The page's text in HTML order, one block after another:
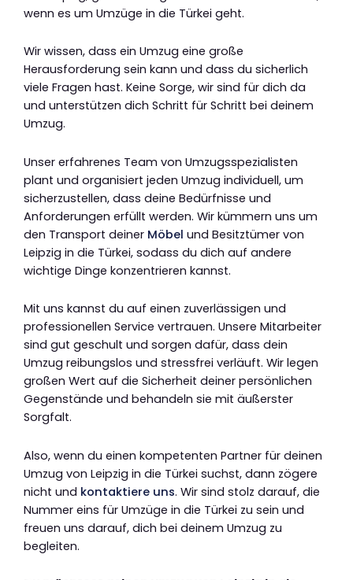
wenn es um Umzüge in die Türkei geht.
Wir wissen, dass ein Umzug eine große
Herausforderung sein kann und dass du sicherlich
viele Fragen hast. Keine Sorge, wir sind für dich da
und unterstützen dich Schritt für Schritt bei deinem
Umzug.
Unser erfahrenes Team von Umzugsspezialisten
plant und organisiert jeden Umzug individuell, um
sicherzustellen, dass deine Bedürfnisse und
Anforderungen erfüllt werden. Wir kümmern uns um
den Transport deiner Möbel und Besitztümer von
Leipzig in die Türkei, sodass du dich auf andere
wichtige Dinge konzentrieren kannst.
Mit uns kannst du auf einen zuverlässigen und
professionellen Service vertrauen. Unsere Mitarbeiter
sind gut geschult und sorgen dafür, dass dein
Umzug reibungslos und stressfrei verläuft. Wir legen
großen Wert auf die Sicherheit deiner persönlichen
Gegenstände und behandeln sie mit äußerster
Sorgfalt.
Also, wenn du einen kompetenten Partner für deinen
Umzug von Leipzig in die Türkei suchst, dann zögere
nicht und kontaktiere uns. Wir sind stolz darauf, die
Nummer eins für Umzüge in die Türkei zu sein und
freuen uns darauf, dich bei deinem Umzug zu
begleiten.